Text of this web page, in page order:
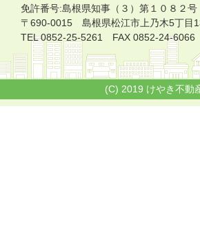
免許番号:島根県知事（３）第１０８２号
〒690-0015 島根県松江市上乃木5丁目
TEL 0852-25-5261 FAX 0852-24-6066
(C) 2019 けやき不動